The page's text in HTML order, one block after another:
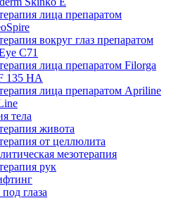
лица препаратом
вокруг глаз препаратом
С71
лица препаратом Filorga
135 HA
лица препаратом Apriline
тела
живота
от целлюлита
мезотерапия
рук
глаза